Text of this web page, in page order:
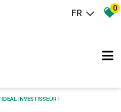
FR 0
IDEAL INVESTISSEUR !